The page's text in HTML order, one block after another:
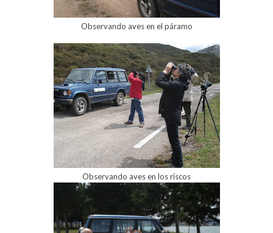
Observando aves en el páramo
Observando aves en los riscos